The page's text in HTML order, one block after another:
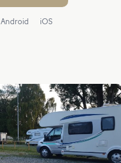
Android iOS